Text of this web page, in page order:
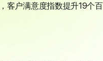
户满意度指数提升19个百